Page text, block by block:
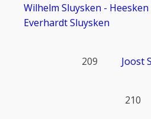
Wilhelm Sluysken -
Everhardt Sluysken
209 Joost
210